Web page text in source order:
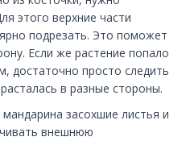
этого верхние части
подрезать. Это поможет
Если же растение попало
достаточно просто следить
в разные стороны.
засохшие листья и
внешнюю